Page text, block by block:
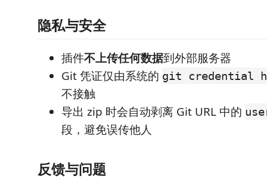
隐私与安全
插件不上传任何数据到外部服务器
Git 凭证仅由系统的 git credential
不接触
导出 zip 时会自动剥离 Git URL 中的
段，避免误传他人
反馈与问题